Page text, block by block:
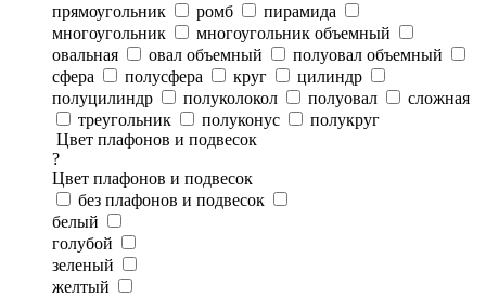
прямоугольник
ромб
пирамида
многоугольник
многоугольник объемный
овальная
овал объемный
полуовал объемный
сфера
полусфера круг
цилиндр
полуцилиндр
полуколокол полуовал
сложная
треугольник
полуконус
полукруг
Цвет плафонов и подвесок
?
Цвет плафонов и подвесок
без плафонов и подвесок
белый
голубой
зеленый
желтый